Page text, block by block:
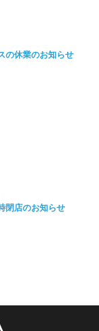
の休業のお知らせ
閉店のお知らせ